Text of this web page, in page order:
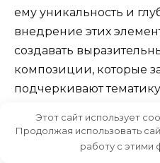
ему уникальность и
внедрение этих
создавать
композиции, которые
подчеркивают
Один из способов
эффекта – это
Этот сайт использует
Продолжая использовать
работу с этими